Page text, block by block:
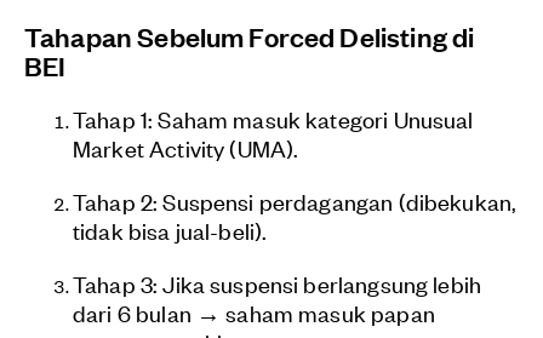
Tahapan Sebelum Forced Delisting di
BEI
Tahap 1: Saham masuk kategori Unusual
Market Activity (UMA).
Tahap 2: Suspensi perdagangan (dibekukan,
tidak bisa jual-beli).
Tahap 3: Jika suspensi berlangsung lebih
dari 6 bulan → saham masuk papan